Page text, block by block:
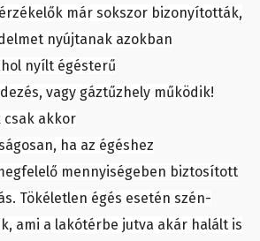
már sokszor bizonyították,
nyújtanak azokban
nyílt égésterű
vagy gáztűzhely működik!
csak akkor
ha az égéshez
mennyiségeben biztosított
Tökéletlen égés esetén szén-
ami a lakótérbe jutva akár halált is